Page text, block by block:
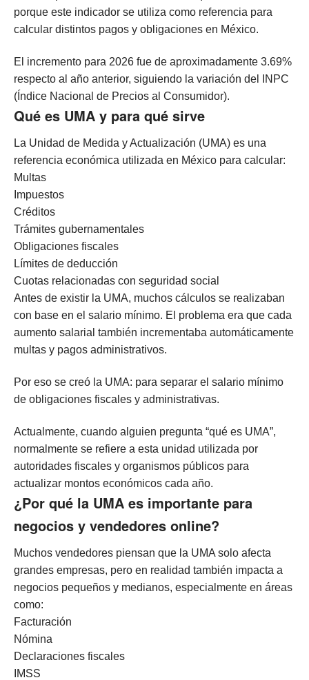
porque este indicador se utiliza como referencia para
calcular distintos pagos y obligaciones en México.
El incremento para 2026 fue de aproximadamente 3.69%
respecto al año anterior, siguiendo la variación del INPC
(Índice Nacional de Precios al Consumidor).
Qué es UMA y para qué sirve
La Unidad de Medida y Actualización (UMA) es una
referencia económica utilizada en México para calcular:
Multas
Impuestos
Créditos
Trámites gubernamentales
Obligaciones fiscales
Límites de deducción
Cuotas relacionadas con seguridad social
Antes de existir la UMA, muchos cálculos se realizaban
con base en el salario mínimo. El problema era que cada
aumento salarial también incrementaba automáticamente
multas y pagos administrativos.
Por eso se creó la UMA: para separar el salario mínimo
de obligaciones fiscales y administrativas.
Actualmente, cuando alguien pregunta “qué es UMA”,
normalmente se refiere a esta unidad utilizada por
autoridades fiscales y organismos públicos para
actualizar montos económicos cada año.
¿Por qué la UMA es importante para
negocios y vendedores online?
Muchos vendedores piensan que la UMA solo afecta
grandes empresas, pero en realidad también impacta a
negocios pequeños y medianos, especialmente en áreas
como:
Facturación
Nómina
Declaraciones fiscales
IMSS